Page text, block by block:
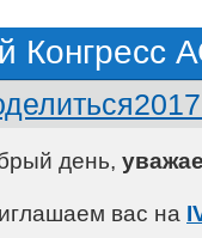
Конгресс
день,
вас на